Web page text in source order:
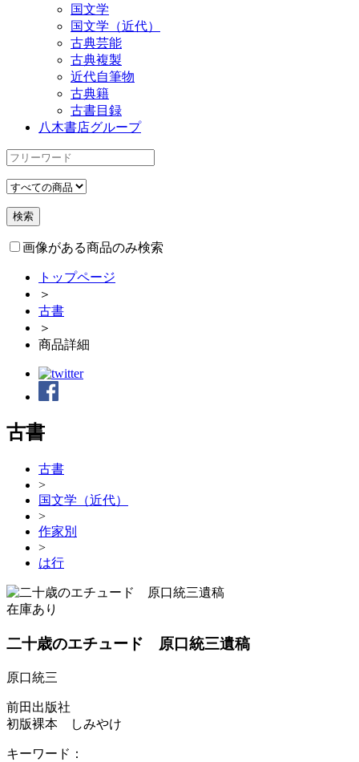
国文学
国文学（近代）
古典芸能
古典複製
近代自筆物
古典籍
古書目録
八木書店グループ
画像がある商品のみ検索
トップページ
＞
古書
＞
商品詳細
古書
古書
>
国文学（近代）
>
作家別
>
は行
在庫あり
二十歳のエチュード 原口統三遺稿
原口統三
前田出版社
初版裸本 しみやけ
キーワード：